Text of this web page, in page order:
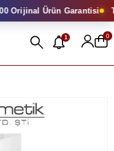
Orijinal Ürün Garantisi
1 0